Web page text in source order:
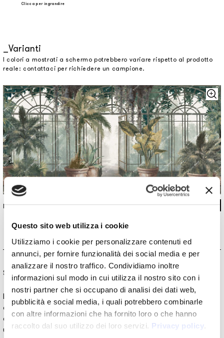
Questo sito web utilizza i cookie
Utilizziamo i cookie per personalizzare contenuti ed
annunci, per fornire funzionalità dei social media e per
analizzare il nostro traffico. Condividiamo inoltre
informazioni sul modo in cui utilizza il nostro sito con i
nostri partner che si occupano di analisi dei dati web,
pubblicità e social media, i quali potrebbero combinarle
con altre informazioni che ha fornito loro o che hanno
raccolto dal suo utilizzo dei loro servizi. Privacy policy.
Clicca per ingrandire
Varianti
I colori a mostrati a schermo potrebbero variare rispetto al prodotto
reale: contattaci per richiedere un campione.
INKENAE2601
Special Edition
Le collezioni Special Edition nascono dall’incontro con artisti
e designer che ridefiniscono il concetto di decorazione
d’interni. In questa visione, la carta da parati si trasforma in
un’opera d’arte capace di dare vita alle pareti. Queste